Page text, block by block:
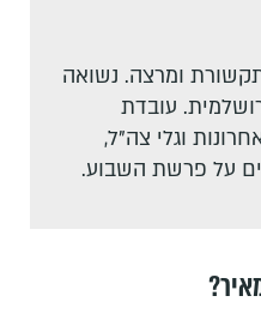
ומרצה. נשואה
עובדת
וגלי צה"ל,
על פרשת השבוע.